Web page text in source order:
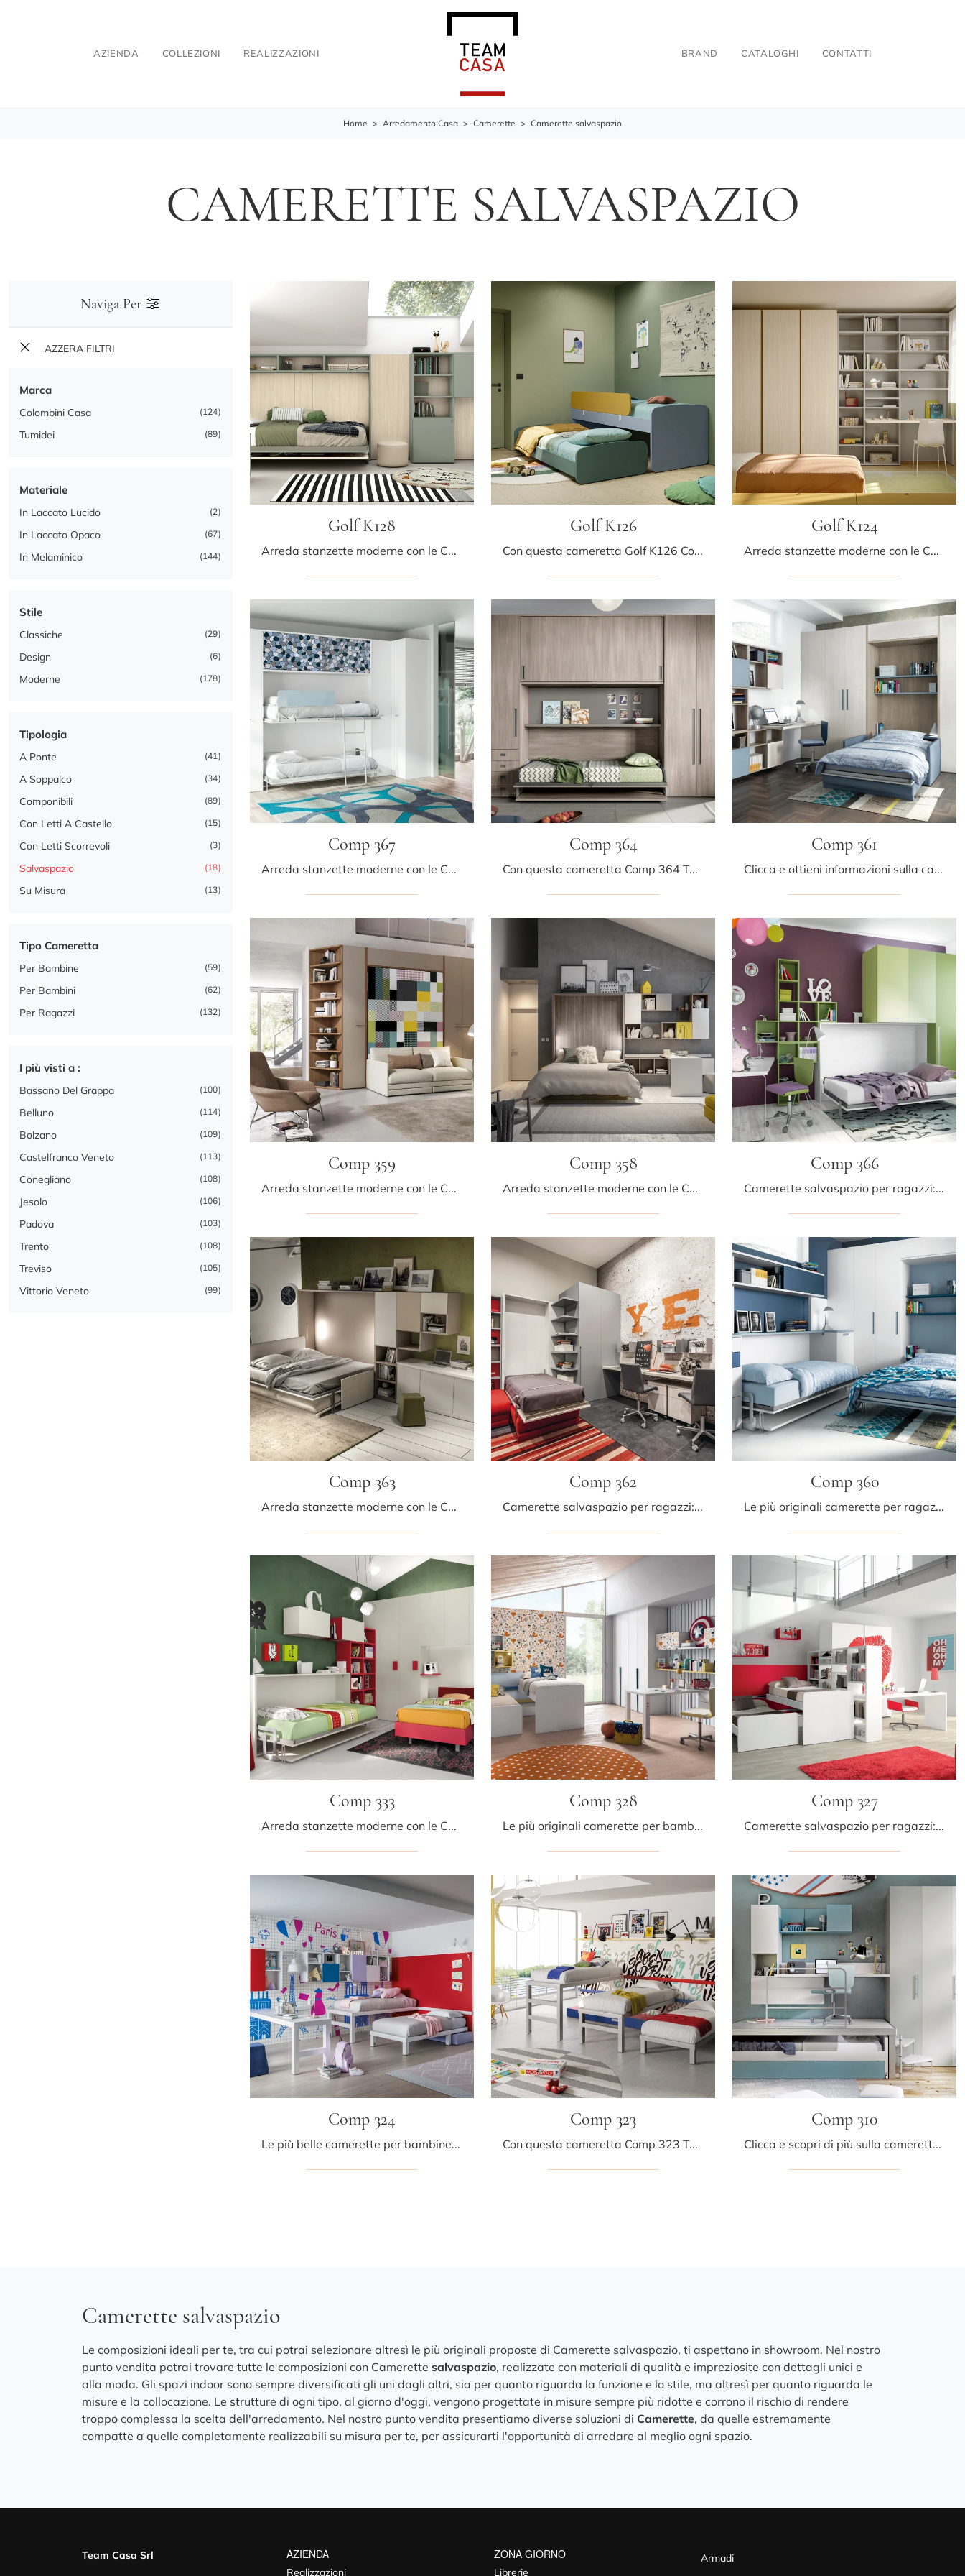
AZIENDA COLLEZIONI REALIZZAZIONI BRAND CATALOGHI CONTATTI
Home > Arredamento Casa > Camerette > Camerette salvaspazio
CAMERETTE SALVASPAZIO
Naviga Per
AZZERA FILTRI
Marca
Colombini Casa 124
Tumidei 89
Materiale
In Laccato Lucido 2
In Laccato Opaco 67
In Melaminico 144
Stile
Classiche 29
Design 6
Moderne 178
Tipologia
A Ponte 41
A Soppalco 34
Componibili 89
Con Letti A Castello 15
Con Letti Scorrevoli 3
Salvaspazio 18
Su Misura 13
Tipo Cameretta
Per Bambine 59
Per Bambini 62
Per Ragazzi 132
I più visti a :
Bassano Del Grappa 100
Belluno 114
Bolzano 109
Castelfranco Veneto 113
Conegliano 108
Jesolo 106
Padova 103
Trento 108
Treviso 105
Vittorio Veneto 99
Golf K128
Arreda stanzette moderne con le Camerette salvaspazio Colombini Casa! Il modello Golf K128 in melaminico è per ragazzi.
Golf K126
Con questa cameretta Golf K126 Colombini Casa, tra le soluzioni salvaspazio, potrai arredare stanze moderne per bambini.
Golf K124
Arreda stanzette moderne con le Camerette salvaspazio Colombini Casa! Il modello Golf K124 in melaminico è per bambine.
Comp 367
Arreda stanzette moderne con le Camerette salvaspazio Tumidei! Il modello Comp 367 in melaminico è per ragazzi.
Comp 364
Con questa cameretta Comp 364 Tumidei, tra le soluzioni salvaspazio, potrai ammobiliare stanze moderne per ragazzi.
Comp 361
Clicca e ottieni informazioni sulla cameretta per ragazzi Comp 361! Le Camerette salvaspazio Tumidei ti aspettano.
Comp 359
Arreda stanzette moderne con le Camerette salvaspazio Tumidei! Il modello Comp 359 in melaminico è per ragazzi.
Comp 358
Arreda stanzette moderne con le Camerette salvaspazio Tumidei! Il modello Comp 358 in melaminico è per ragazzi.
Comp 366
Camerette salvaspazio per ragazzi: scopri il modello in laccato opaco Comp 366 di Tumidei per stanzette moderne.
Comp 363
Arreda stanzette moderne con le Camerette salvaspazio Tumidei! Il modello Comp 363 in laccato opaco è per ragazzi.
Comp 362
Camerette salvaspazio per ragazzi: scopri il modello in laccato opaco Comp 362 di Tumidei per stanzette moderne.
Comp 360
Le più originali camerette per ragazzi moderne ti attendono! Scopri il modello Comp 360 di Tumidei.
Comp 333
Arreda stanzette moderne con le Camerette salvaspazio Tumidei! Il modello Comp 333 in laccato opaco è per bambini.
Comp 328
Le più originali camerette per bambini moderne ti attendono! Scopri il modello Comp 328 di Tumidei.
Comp 327
Camerette salvaspazio per ragazzi: scopri il modello in laccato opaco Comp 327 di Tumidei per stanzette moderne.
Comp 324
Le più belle camerette per bambine moderne ti attendono! Scopri il modello Comp 324 di Tumidei.
Comp 323
Con questa cameretta Comp 323 Tumidei, tra le soluzioni salvaspazio, potrai progettare stanze moderne per bambine.
Comp 310
Clicca e scopri di più sulla cameretta per ragazzi Comp 310! Le Camerette salvaspazio Tumidei ti aspettano.
Camerette salvaspazio
Le composizioni ideali per te, tra cui potrai selezionare altresì le più originali proposte di Camerette salvaspazio, ti aspettano in showroom. Nel nostro
punto vendita potrai trovare tutte le composizioni con Camerette salvaspazio, realizzate con materiali di qualità e impreziosite con dettagli unici e
alla moda. Gli spazi indoor sono sempre diversificati gli uni dagli altri, sia per quanto riguarda la funzione e lo stile, ma altresì per quanto riguarda le
misure e la collocazione. Le strutture di ogni tipo, al giorno d'oggi, vengono progettate in misure sempre più ridotte e corrono il rischio di rendere
troppo complessa la scelta dell'arredamento. Nel nostro punto vendita presentiamo diverse soluzioni di Camerette, da quelle estremamente
compatte a quelle completamente realizzabili su misura per te, per assicurarti l'opportunità di arredare al meglio ogni spazio.
Team Casa Srl AZIENDA
Realizzazioni
ZONA GIORNO
Librerie
Armadi